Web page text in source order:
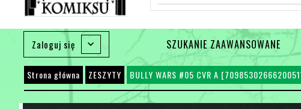
Zaloguj się SZUKANIE ZAAWANSOWANE
Strona główna ZESZYTY BULLY WARS #05 CVR A